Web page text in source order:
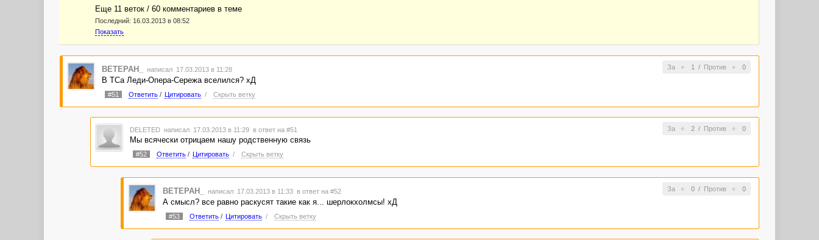
Еще 11 веток / 60 комментариев в темe
Последний: 16.03.2013 в 08:52
Показать
За 1 / Против 0
BETEPAH_ написал 17.03.2013 в 11:28
В ТСа Леди-Опера-Сережа вселился? хД
#51 Ответить/ Цитировать / Скрыть ветку
За 2/ Против 0
DELETED написал 17.03.2013 в 11:29 в ответ на #51
Мы всячески отрицаем нашу родственную связь
#52 Ответить/ Цитировать / Скрыть ветку
За 0/ Против 0
BETEPAH_ написал 17.03.2013 в 11:33 в ответ на #52
А смысл? все равно раскусят такие как я... шерлокхолмсы! хД
#53 Ответить/ Цитировать / Скрыть ветку